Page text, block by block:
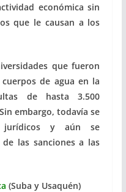
económica sin
que le causan a los
que fueron
de agua en la
de hasta 3.500
embargo, todavía se
jurídicos y aún se
las sanciones a las
(Suba y Usaquén)